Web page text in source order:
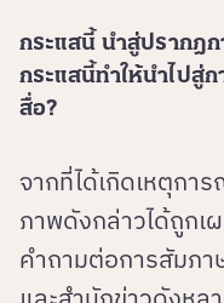
กระแสนี้ นำสู่ปรากฎ
กระแสนี้ทำให้นำไปสู่
สื่อ?
จากที่ได้เกิดเหตุกา
ภาพดังกล่าวได้ถูก
คำถามต่อการสัมภ